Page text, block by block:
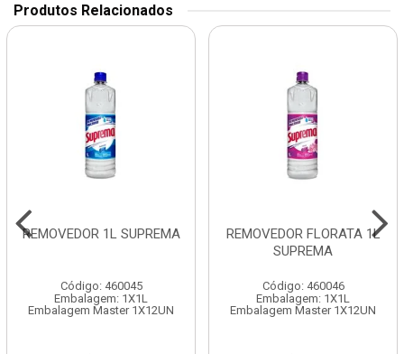
Produtos Relacionados
REMOVEDOR 1L SUPREMA
Código: 460045
Embalagem: 1X1L
Embalagem Master 1X12UN
REMOVEDOR FLORATA 1L
SUPREMA
Código: 460046
Embalagem: 1X1L
Embalagem Master 1X12UN